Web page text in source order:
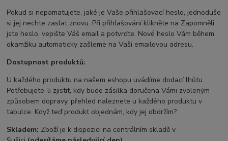
Pokud si nepamatujete, jaké je Vaše přihlašovací heslo, jednoduše
si jej nechte zaslat znovu. Při přihlašování klikněte na Zapomněli
jste heslo, vepište Váš email a potvrďte. Nové heslo Vám během
okamžiku automaticky zašleme na Vaši emailovou adresu.
Dostupnost produktů:
U každého produktu na našem eshopu uvádíme dodací lhůtu.
Potřebujete-li zjistit, kdy bude zásilka doručena Vámi zvoleným
způsobem dopravy, přehled naleznete u každého produktu v
tabulce. Když teď produkt objednám, kdy jej obdržím?
Skladem: Zboží je k dispozici na centrálním skladě v